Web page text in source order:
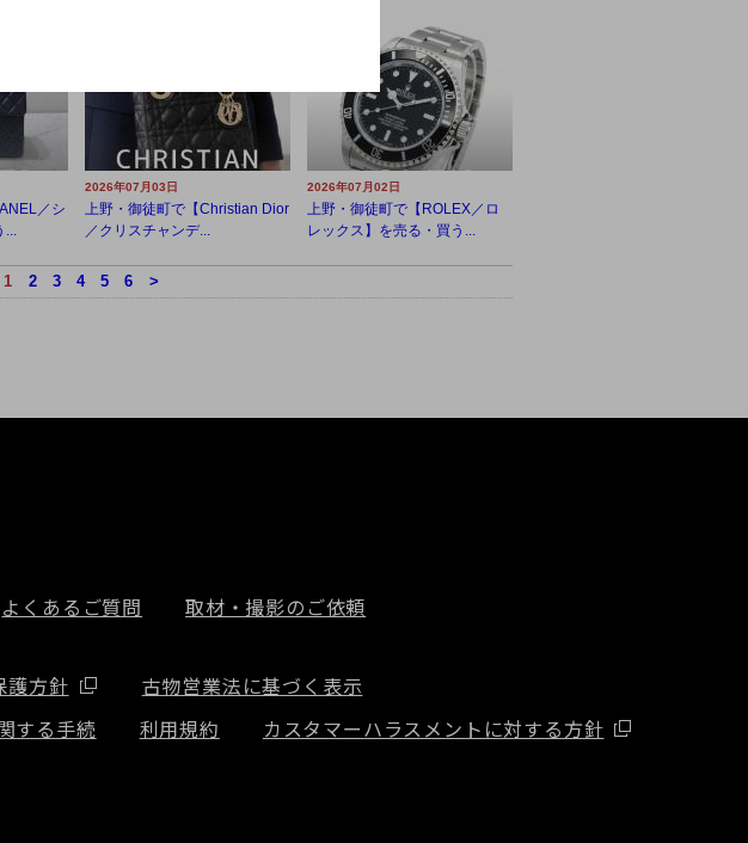
／シ
...
2026年07月03日
上野・御徒町で【Christian Dior
／クリスチャンデ...
2026年07月02日
上野・御徒町で【ROLEX／ロ
レックス】を売る・買う...
1 2 3 4 5 6 >
よくあるご質問 取材・撮影のご依頼
護方針
古物営業法に基づく表示
する手続
利用規約 カスタマーハラスメントに対する方針